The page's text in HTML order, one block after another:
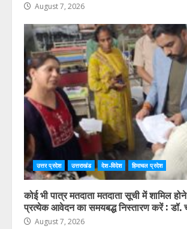
August 7, 2026
उत्तर प्रदेश उत्तराखंड देश-विदेश हिमाचल प्रदेश
कोई भी पात्र मतदाता मतदाता सूची में शामिल
प्रत्येक आवेदन का समयबद्ध निस्तारण करें : डॉ.
August 7, 2026